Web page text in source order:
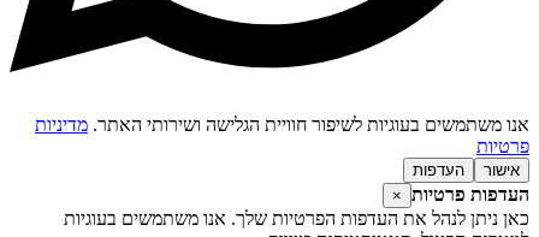
אנו משתמשים בעוגיות לשיפור חוויית הגלישה ושירותי האתר. מדיניות
פרטיות
אישור העדפות
העדפות פרטיות ×
כאן ניתן לנהל את העדפות הפרטיות שלך. אנו משתמשים בעוגיות